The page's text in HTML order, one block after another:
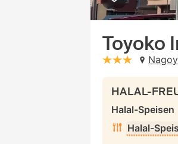
Toyoko
stars: 3
HALAL-
Halal-Speisen
Halal-